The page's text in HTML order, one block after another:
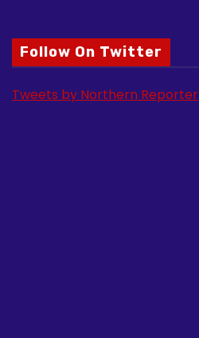
Follow On Twitter
Tweets by Northern Reporter